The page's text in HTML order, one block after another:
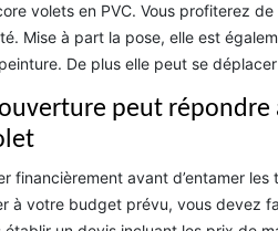
volets en PVC. Vous profiterez
Mise à part la pose, elle est
De plus elle peut se
peut
financièrement avant d’entamer
à votre budget prévu, vous devez